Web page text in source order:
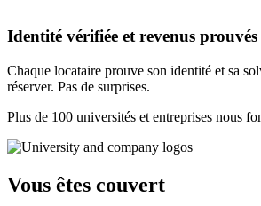
Identité vérifiée et revenus prouvés
Chaque locataire prouve son identité et sa
réserver. Pas de surprises.
Plus de 100 universités et entreprises nous
Vous êtes couvert